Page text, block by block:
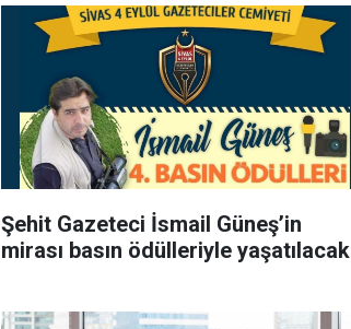
Şehit Gazeteci İsmail Güneş’in
mirası basın ödülleriyle yaşatılacak